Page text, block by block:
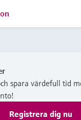
spara värdefull tid
Registrera dig nu